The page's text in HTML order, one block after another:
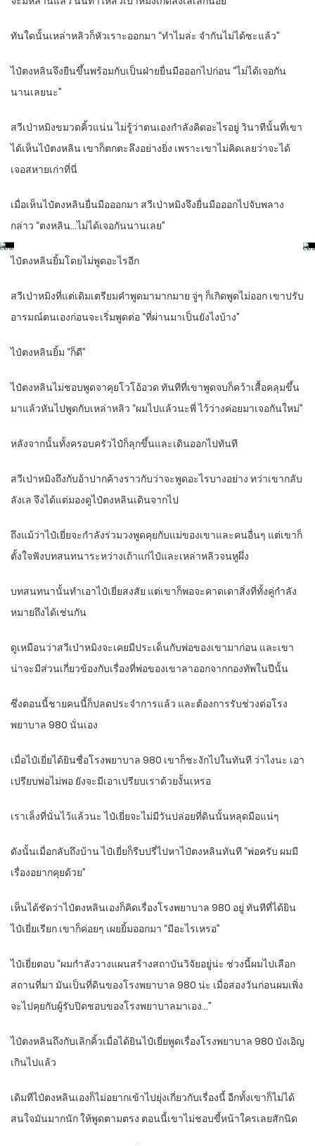
ทันใดนั้นเหล่าหลิวก็หัวเราะออกมา “ทำไมล่ะ จำกันไม่ได้ซะแล้ว”
ไป๋ตงหลินจึงยืนขึ้นพร้อมกับเป็นฝ่ายยื่นมือออกไปก่อน “ไม่ได้เจอกัน
นานเลยนะ”
สวีเป่าหมิงขมวดคิ้วแน่น ไม่รู้ว่าตนเองกำลังคิดอะไรอยู่ วินาทีนั้นที่เขา
ได้เห็นไป๋ตงหลิน เขาก็ตกตะลึงอย่างยิ่ง เพราะเขาไม่คิดเลยว่าจะได้
เจอสหายเก่าที่นี่
เมื่อเห็นไป๋ตงหลินยื่นมือออกมา สวีเป่าหมิงจึงยื่นมือออกไปจับพลาง
กล่าว “ตงหลิน…ไม่ได้เจอกันนานเลย”
ไป๋ตงหลินยิ้มโดยไม่พูดอะไรอีก
สวีเป่าหมิงที่แต่เดิมเตรียมคำพูดมามากมาย จู่ๆ ก็เกิดพูดไม่ออก เขาปรับ
อารมณ์ตนเองก่อนจะเริ่มพูดต่อ “ที่ผ่านมาเป็นยังไงบ้าง”
ไป๋ตงหลินยิ้ม “ก็ดี”
ไป๋ตงหลินไม่ชอบพูดจาคุยโวโอ้อวด ทันทีที่เขาพูดจบก็คว้าเสื้อคลุมขึ้น
มาแล้วหันไปพูดกับเหล่าหลิว “ผมไปแล้วนะพี่ ไว้ว่างค่อยมาเจอกันใหม่”
หลังจากนั้นทั้งครอบครัวไป๋ก็ลุกขึ้นและเดินออกไปทันที
สวีเป่าหมิงถึงกับอ้าปากค้างราวกับว่าจะพูดอะไรบางอย่าง ทว่าเขากลับ
ลังเล จึงได้แต่มองดูไป๋ตงหลินเดินจากไป
ถึงแม้ว่าไป๋เยี่ยจะกำลังร่วมวงพูดคุยกับแม่ของเขาและคนอื่นๆ แต่เขาก็
ตั้งใจฟังบทสนทนาระหว่างเถ้าแก่ไป๋และเหล่าหลิวจนหูผึ่ง
บทสนทนานั้นทำเอาไป๋เยี่ยสงสัย แต่เขาก็พอจะคาดเดาสิ่งที่ทั้งคู่กำลัง
หมายถึงได้เช่นกัน
ดูเหมือนว่าสวีเป่าหมิงจะเคยมีประเด็นกับพ่อของเขามาก่อน และเขา
น่าจะมีส่วนเกี่ยวข้องกับเรื่องที่พ่อของเขาลาออกจากกองทัพในปีนั้น
ซึ่งตอนนี้ชายคนนี้ก็ปลดประจำการแล้ว และต้องการรับช่วงต่อโรง
พยาบาล 980 นั่นเอง
เมื่อไป๋เยี่ยได้ยินชื่อโรงพยาบาล 980 เขาก็ชะงักไปในทันที ว่าไงนะ เอา
เปรียบพ่อไม่พอ ยังจะมีเอาเปรียบเราด้วยงั้นเหรอ
เราเล็งที่นั่นไว้แล้วนะ ไป๋เยี่ยจะไม่มีวันปล่อยที่ดินนั้นหลุดมือแน่ๆ
ดังนั้นเมื่อกลับถึงบ้าน ไป๋เยี่ยก็รีบปรี่ไปหาไป๋ตงหลินทันที “พ่อครับ ผมมี
เรื่องอยากคุยด้วย”
เห็นได้ชัดว่าไป๋ตงหลินเองก็คิดเรื่องโรงพยาบาล 980 อยู่ ทันทีที่ได้ยิน
ไป๋เยี่ยเรียก เขาก็ค่อยๆ เผยยิ้มออกมา “มีอะไรเหรอ”
ไป๋เยี่ยตอบ “ผมกำลังวางแผนสร้างสถาบันวิจัยอยู่น่ะ ช่วงนี้ผมไปเลือก
สถานที่มา มันเป็นที่ดินของโรงพยาบาล 980 น่ะ เมื่อสองวันก่อนผมเพิ่ง
จะไปคุยกับผู้รับปิดชอบของโรงพยาบาลมาเอง…”
ไป๋ตงหลินถึงกับเลิกคิ้วเมื่อได้ยินไป๋เยี่ยพูดเรื่องโรงพยาบาล 980 บังเอิญ
เกินไปแล้ว
เดิมทีไป๋ตงหลินเองก็ไม่อยากเข้าไปยุ่งเกี่ยวกับเรื่องนี้ อีกทั้งเขาก็ไม่ได้
สนใจมันมากนัก ให้พูดตามตรง ตอนนี้เขาไม่ชอบขี้หน้าใครเลยสักนิด